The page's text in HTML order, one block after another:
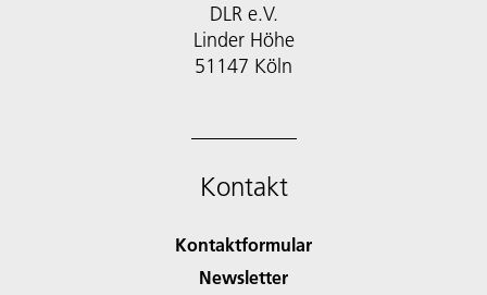
DLR e.V.
Linder Höhe
51147 Köln
Kontakt
Kontaktformular
Newsletter